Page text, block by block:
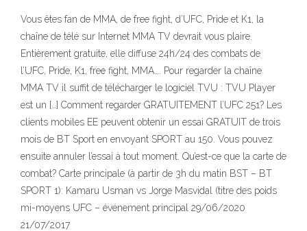
Vous êtes fan de MMA, de free fight, d’UFC, Pride et K1, la
chaîne de télé sur Internet MMA TV devrait vous plaire.
Entièrement gratuite, elle diffuse 24h/24 des combats de
l’UFC, Pride, K1, free fight, MMA…. Pour regarder la chaîne
MMA TV il suffit de télécharger le logiciel TVU : TVU Player
est un […] Comment regarder GRATUITEMENT l’UFC 251? Les
clients mobiles EE peuvent obtenir un essai GRATUIT de trois
mois de BT Sport en envoyant SPORT au 150. Vous pouvez
ensuite annuler l’essai à tout moment. Qu’est-ce que la carte de
combat? Carte principale (à partir de 3h du matin BST – BT
SPORT 1): Kamaru Usman vs Jorge Masvidal (titre des poids
mi-moyens UFC – événement principal 29/06/2020
21/07/2017